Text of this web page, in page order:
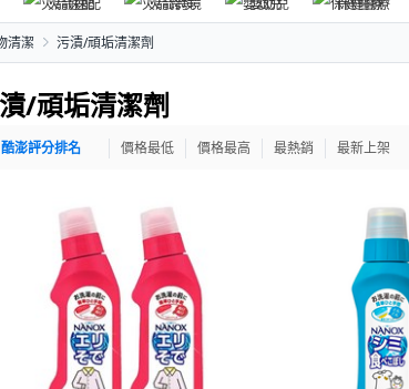
火箭速配 火箭跨境 嬰幼兒 保健醫療
清潔 污漬/頑垢清潔劑
/頑垢清潔劑
酷澎評分排名 價格最低 價格最高 最熱銷 最新上架